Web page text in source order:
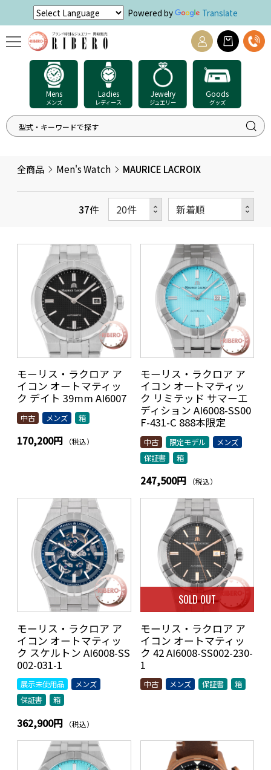
Powered by Translate
Mens
メンズ
Ladies
レディース
Jewelry
ジュエリー
Goods
グッズ
全商品 Men's Watch MAURICE LACROIX
37件
モーリス・ラクロア ア
イコン オートマティッ
ク デイト 39mm AI6007
中古 メンズ 箱
170,200円 （税込）
モーリス・ラクロア ア
イコン オートマティッ
ク リミテッド サマーエ
ディション AI6008-SS00
F-431-C 888本限定
中古 限定モデル
メンズ
保証書
箱
247,500円 （税込）
モーリス・ラクロア ア
イコン オートマティッ
ク スケルトン AI6008-SS
002-031-1
展示未使用品
メンズ
保証書
箱
362,900円 （税込）
SOLD OUT
モーリス・ラクロア ア
イコン オートマティッ
ク 42 AI6008-SS002-230-
1
中古 メンズ 保証書 箱